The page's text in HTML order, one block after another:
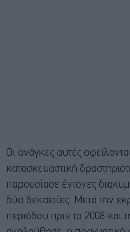
Οι ανάγκες αυτές
κατασκευαστική
παρουσίασε έντονες
δύο δεκαετίες. Μετά την
περιόδου πριν το 2008 και